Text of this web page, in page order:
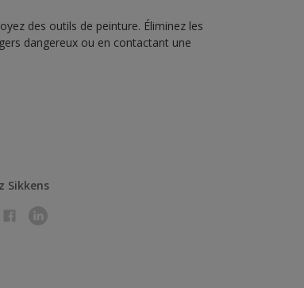
des outils de peinture. Éliminez les
dangereux ou en contactant une
Sikkens